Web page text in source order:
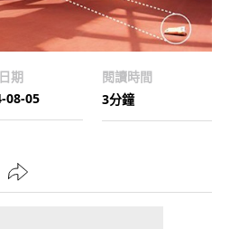
期
08-05
閱讀時間
3分鐘